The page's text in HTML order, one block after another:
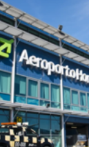
Voir le
Version